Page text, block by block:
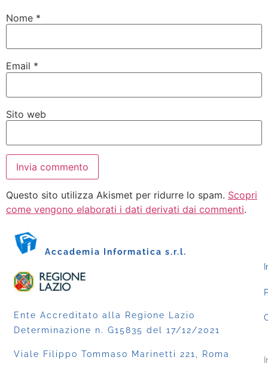
Nome *
Email *
Sito web
Questo sito utilizza Akismet per ridurre lo spam. Scopri
come vengono elaborati i dati derivati dai commenti.
Accademia Informatica s.r.l.
Ente Accreditato alla Regione Lazio
Determinazione n. G15835 del 17/12/2021
Viale Filippo Tommaso Marinetti 221, Roma